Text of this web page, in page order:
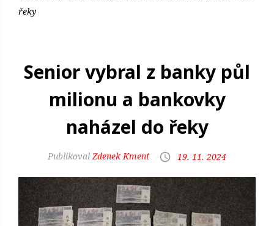
řeky
Senior vybral z banky půl
milionu a bankovky
naházel do řeky
Zdenek Kment 19. 11. 2024